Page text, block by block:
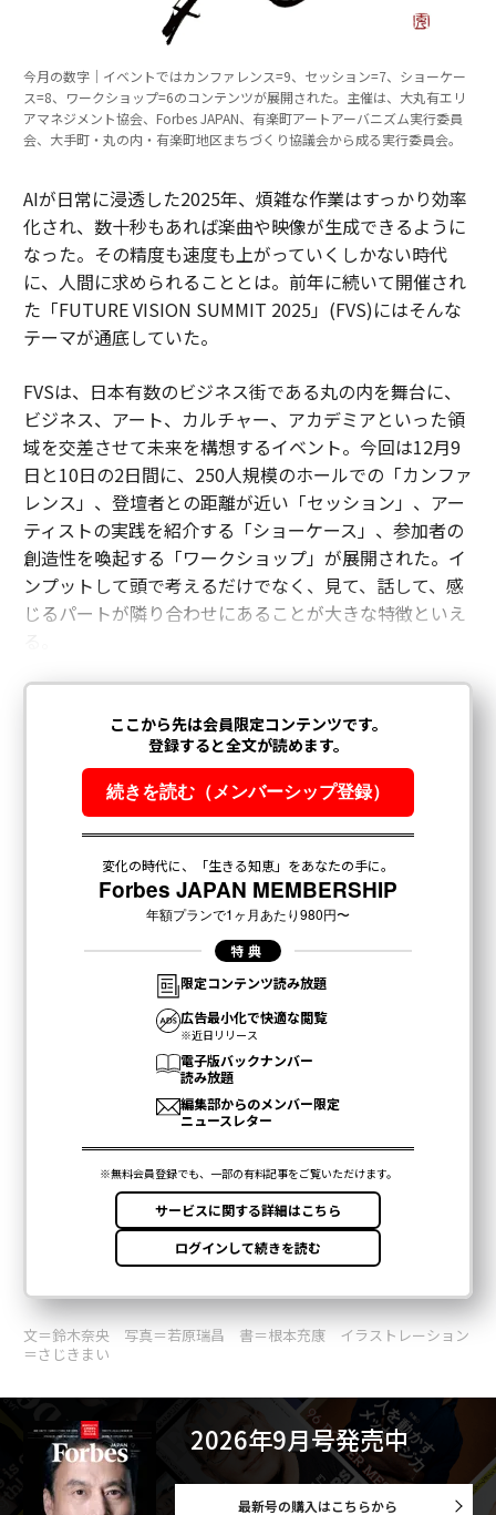
今月の数字｜イベントではカンファレンス=9、セッション=7、ショーケー
ス=8、ワークショップ=6のコンテンツが展開された。主催は、大丸有エリ
アマネジメント協会、Forbes JAPAN、有楽町アートアーバニズム実行委員
会、大手町・丸の内・有楽町地区まちづくり協議会から成る実行委員会。
AIが日常に浸透した2025年、煩雑な作業はすっかり効率
化され、数十秒もあれば楽曲や映像が生成できるように
なった。その精度も速度も上がっていくしかない時代
に、人間に求められることとは。前年に続いて開催され
た「FUTURE VISION SUMMIT 2025」(FVS)にはそんな
テーマが通底していた。
FVSは、日本有数のビジネス街である丸の内を舞台に、
ビジネス、アート、カルチャー、アカデミアといった領
域を交差させて未来を構想するイベント。今回は12月9
日と10日の2日間に、250人規模のホールでの「カンファ
レンス」、登壇者との距離が近い「セッション」、アー
ティストの実践を紹介する「ショーケース」、参加者の
創造性を喚起する「ワークショップ」が展開された。イ
ンプットして頭で考えるだけでなく、見て、話して、感
じるパートが隣り合わせにあることが大きな特徴といえ
文＝鈴木奈央 写真＝若原瑞昌 書＝根本充康 イラストレーション
＝さじきまい
2026年9月号発売中
最新号の購入はこちらから